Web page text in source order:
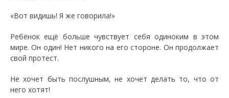
«Вот видишь! Я же говорила!»
Ребёнок ещё больше чувствует себя одиноким в этом
мире. Он один! Нет никого на его стороне. Он продолжает
свой протест.
Не хочет быть послушным, не хочет делать то, что от
него хотят!